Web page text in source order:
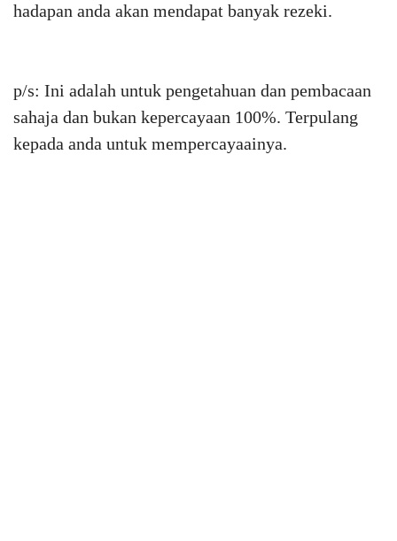
hadapan anda akan mendapat banyak rezeki.
p/s: Ini adalah untuk pengetahuan dan pembacaan
sahaja dan bukan kepercayaan 100%. Terpulang
kepada anda untuk mempercayaainya.